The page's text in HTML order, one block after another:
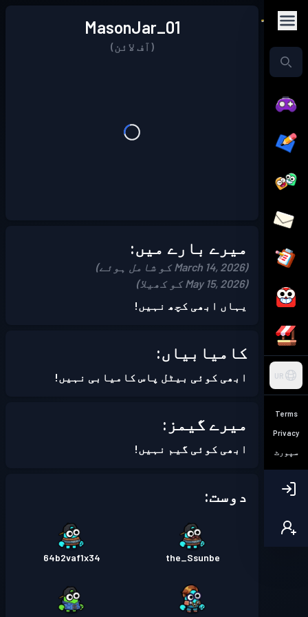
UR
Terms
Privacy
سپورٹ
MasonJar_01
(آف لائن)
میرے بارے میں:
(March 14, 2026 کو شامل ہوئے)
(May 15, 2026 کو کھیلا)
یہاں ابھی کچھ نہیں!
کامیابیاں:
ابھی کوئی بیٹل پاس کامیابی نہیں!
میرے گیمز:
ابھی کوئی گیم نہیں!
دوست:
the_Ssunbe
64b2vaf1x34